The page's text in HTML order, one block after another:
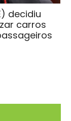
decidiu
carros